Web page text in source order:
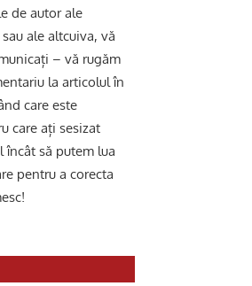
de autor ale
ale altcuiva, vă
– vă rugăm
la articolul în
care este
care ați sesizat
încât să putem lua
pentru a corecta